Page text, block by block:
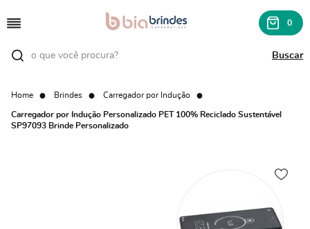
0
Home Brindes Carregador por Indução
Carregador por Indução Personalizado PET 100% Reciclado Sustentável
SP97093 Brinde Personalizado